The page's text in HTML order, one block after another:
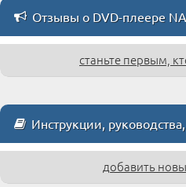
Отзывы о DVD-плеере
станьте первым,
Инструкции,
добавить